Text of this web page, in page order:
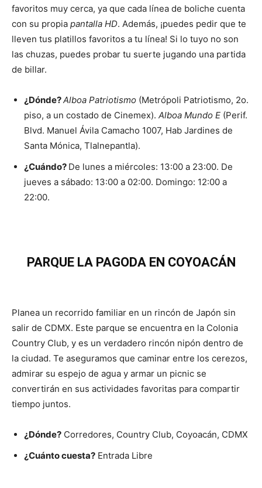
favoritos muy cerca, ya que cada línea de boliche cuenta
con su propia pantalla HD. Además, ¡puedes pedir que te
lleven tus platillos favoritos a tu línea! Si lo tuyo no son
las chuzas, puedes probar tu suerte jugando una partida
de billar.
¿Dónde?Alboa Patriotismo (Metrópoli Patriotismo, 2o.
piso, a un costado de Cinemex). Alboa Mundo E (Perif.
Blvd. Manuel Ávila Camacho 1007, Hab Jardines de
Santa Mónica, Tlalnepantla).
¿Cuándo? De lunes a miércoles: 13:00 a 23:00. De
jueves a sábado: 13:00 a 02:00. Domingo: 12:00 a
22:00.
PARQUE LA PAGODA EN COYOACÁN
Planea un recorrido familiar en un rincón de Japón sin
salir de CDMX. Este parque se encuentra en la Colonia
Country Club, y es un verdadero rincón nipón dentro de
la ciudad. Te aseguramos que caminar entre los cerezos,
admirar su espejo de agua y armar un picnic se
convertirán en sus actividades favoritas para compartir
tiempo juntos.
¿Dónde? Corredores, Country Club, Coyoacán, CDMX
¿Cuánto cuesta? Entrada Libre